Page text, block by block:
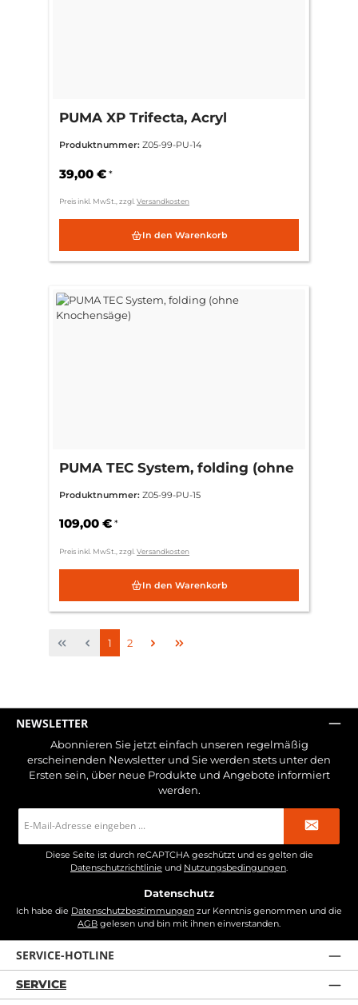
PUMA XP Trifecta, Acryl
Produktnummer: Z05-99-PU-14
39,00 € *
Preis inkl. MwSt., zzgl.Versandkosten
In den Warenkorb
PUMA TEC System, folding (ohne
Produktnummer: Z05-99-PU-15
109,00 € *
Preis inkl. MwSt., zzgl. Versandkosten
In den Warenkorb
Seite
1 Seite
2
NEWSLETTER
Abonnieren Sie jetzt einfach unseren regelmäßig
erscheinenden Newsletter und Sie werden stets unter den
Ersten sein, über neue Produkte und Angebote informiert
werden.
E-
Mail-
Diese Seite ist durch reCAPTCHA geschützt und es gelten die
Datenschutzrichtlinie und Nutzungsbedingungen.
Datenschutz
Ich habe die Datenschutzbestimmungen zur Kenntnis genommen und die
AGB gelesen und bin mit ihnen einverstanden.
SERVICE-HOTLINE
SERVICE